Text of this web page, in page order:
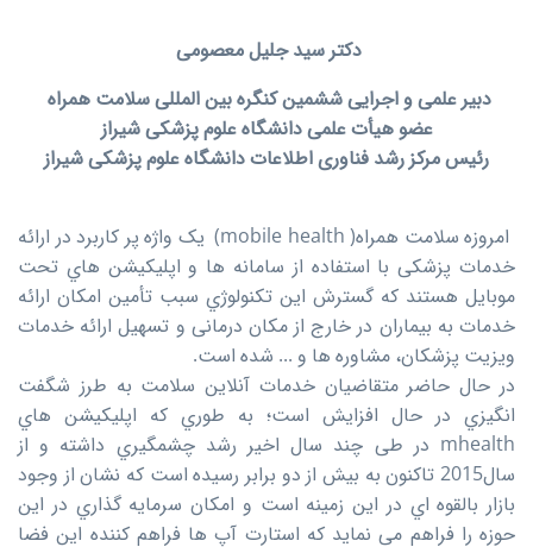
دکتر سید جلیل معصومی
دبیر علمی و اجرایی ششمین کنگره بین المللی سلامت همراه
عضو هیأت علمی دانشگاه علوم پزشکی شیراز
رئیس مرکز رشد فناوری اطلاعات دانشگاه علوم پزشکی شیراز
امروزه سلامت همراه( mobile health) یک واژه پر کاربرد در ارائه
خدمات پزشکی با استفاده از سامانه ها و اپلیکیشن هاي تحت
موبایل هستند که گسترش این تکنولوژي سبب تأمین امکان ارائه
خدمات به بیماران در خارج از مکان درمانی و تسهیل ارائه خدمات
ویزیت پزشکان، مشاوره ها و ... شده است.
در حال حاضر متقاضیان خدمات آنلاین سلامت به طرز شگفت
انگیزي در حال افزایش است؛ به طوري که اپلیکیشن هاي
mhealth در طی چند سال اخیر رشد چشمگیري داشته و از
سال2015 تاکنون به بیش از دو برابر رسیده است که نشان از وجود
بازار بالقوه اي در این زمینه است و امکان سرمایه گذاري در این
حوزه را فراهم می نماید که استارت آپ ها فراهم کننده این فضا